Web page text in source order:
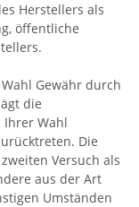
Herstellers als
öffentliche
Gewähr durch
die
Ihrer Wahl
Die
Versuch als
aus der Art
Umständen